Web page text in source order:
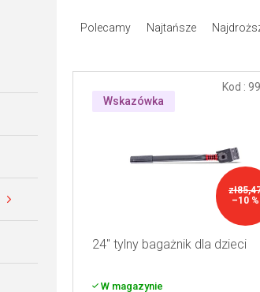
o
t
Polecamy Najtańsze
Wskazówka
–10 %
24" tylny bagażnik dla dzieci
W magazynie
Kod :